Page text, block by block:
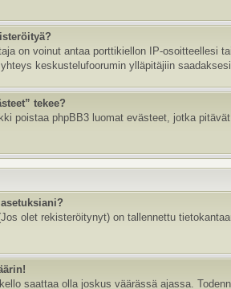
on voinut antaa porttikiellon IP-osoitteellesi
keskustelufoorumin ylläpitäjiin
tekee?
poistaa phpBB3 luomat evästeet, jotka
olet rekisteröitynyt) on tallennettu
saattaa olla joskus väärässä ajassa.